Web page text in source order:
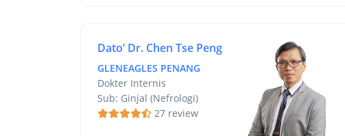
Dato’ Dr. Chen Tse Peng
GLENEAGLES PENANG
Dokter Internis
Sub: Ginjal (Nefrologi)
27 review